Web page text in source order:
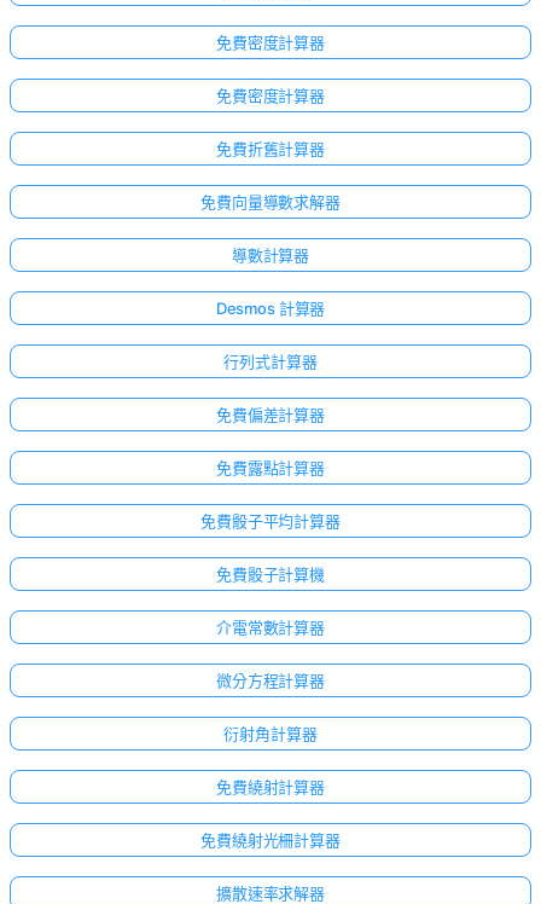
免費密度計算器
免費密度計算器
免費折舊計算器
免費向量導數求解器
導數計算器
Desmos 計算器
行列式計算器
免費偏差計算器
免費露點計算器
免費骰子平均計算器
免費骰子計算機
介電常數計算器
微分方程計算器
衍射角計算器
免費繞射計算器
免費繞射光柵計算器
擴散速率求解器